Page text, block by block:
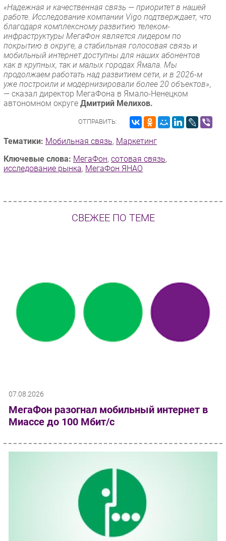
Гаджеты
Здоровье
РАЗДЕЛЫ
Новости
Аналитика
Интервью
IT класс
Тестовый стенд
Каталог компаний
«Надежная и качественная связь — приоритет в нашей
работе. Исследование компании Vigo подтверждает, что
благодаря комплексному развитию телеком-
инфраструктуры МегаФон является лидером по
покрытию в округе, а стабильная голосовая связь и
мобильный интернет доступны для наших абонентов
как в крупных, так и малых городах Ямала. Мы
продолжаем работать над развитием сети, и в 2026-м
уже построили и модернизировали более 20 объектов»,
— сказал директор МегаФона в Ямало-Ненецком
автономном округе Дмитрий Мелихов.
ОТПРАВИТЬ:
Тематики: Мобильная связь, Маркетинг
Ключевые слова: МегаФон, сотовая связь,
исследование рынка, МегаФон ЯНАО
СВЕЖЕЕ ПО ТЕМЕ
07.08.2026
МегаФон разогнал мобильный интернет в
Миассе до 100 Мбит/с